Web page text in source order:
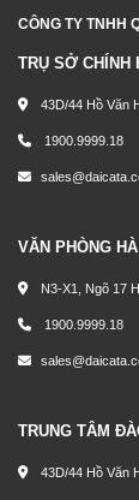
CÔNG TY TNHH
TRỤ SỞ CHÍNH
43D/44 Hồ Văn
1900.9999.18
VĂN PHÒNG HÀ
N3-X1, Ngõ 17
1900.9999.18
TRUNG TÂM
43D/44 Hồ Văn